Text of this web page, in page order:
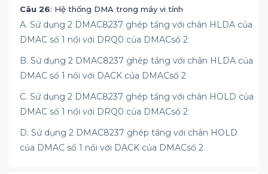
Câu 26: Hệ thống DMA trong máy vi tính
A. Sử dụng 2 DMAC8237 ghép tầng với chân HLDA của
DMAC số 1 nối với DRQ0 của DMACsố 2
B. Sử dụng 2 DMAC8237 ghép tầng với chân HLDA của
DMAC số 1 nối với DACK của DMACsố 2
C. Sử dụng 2 DMAC8237 ghép tầng với chân HOLD của
DMAC số 1 nối với DRQ0 của DMACsố 2
D. Sử dụng 2 DMAC8237 ghép tầng với chân HOLD
của DMAC số 1 nối với DACK của DMACsố 2